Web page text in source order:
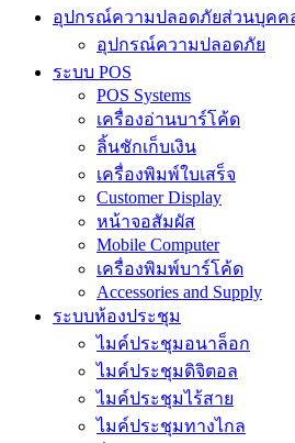
อุปกรณ์ความปลอดภัยส่วนบุคค
อุปกรณ์ความปลอดภัย
ระบบ POS
POS Systems
เครื่องอ่านบาร์โค้ด
ลิ้นชักเก็บเงิน
เครื่องพิมพ์ใบเสร็จ
Customer Display
หน้าจอสัมผัส
Mobile Computer
เครื่องพิมพ์บาร์โค้ด
Accessories and Supply
ระบบห้องประชุม
ไมค์ประชุมอนาล็อก
ไมค์ประชุมดิจิตอล
ไมค์ประชุมไร้สาย
ไมค์ประชุมทางไกล